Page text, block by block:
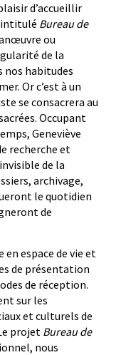
d’accueillir
intitulé Bureau de
ou
de la
habitudes
Or c’est à un
se consacrera au
Occupant
Geneviève
recherche et
de la
archivage,
le quotidien
de
espace de vie et
de présentation
de réception.
sur les
et culturels de
projet Bureau de
nous